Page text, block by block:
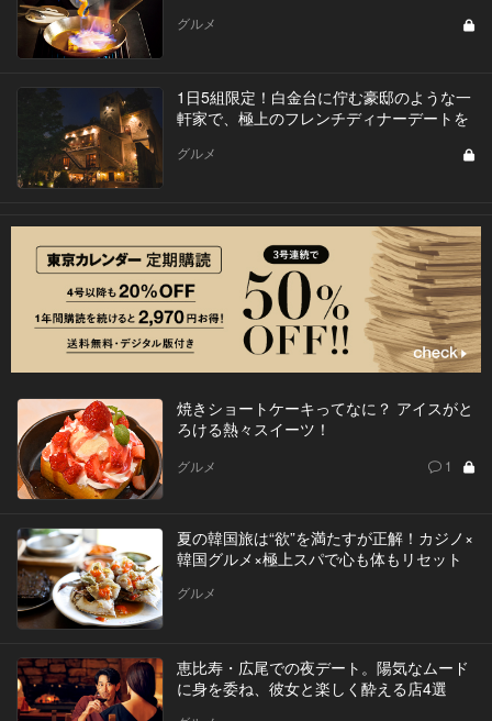
グルメ
1日5組限定！白金台に佇む豪邸のような一
軒家で、極上のフレンチディナーデートを
グルメ
焼きショートケーキってなに？ アイスがと
ろける熱々スイーツ！
グルメ 1
夏の韓国旅は“欲”を満たすが正解！カジノ×
韓国グルメ×極上スパで心も体もリセット
グルメ
恵比寿・広尾での夜デート。陽気なムード
に身を委ね、彼女と楽しく酔える店4選